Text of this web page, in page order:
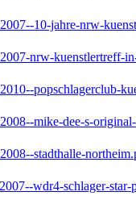
10-jahre-nrw-
nrw-kuenstlertreff-
popschlagerclub-
mike-dee-s-
stadthalle-
wdr4-schlager-star-